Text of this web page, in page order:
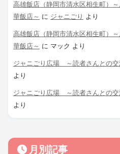
高雄飯店（静岡市清水区相生町）
華飯店～ に ジャニごり より
高雄飯店（静岡市清水区相生町）
華飯店～ に マック より
ジャニごり広場 ～読者さんとの交
より
ジャニごり広場 ～読者さんとの交
より
月別記事